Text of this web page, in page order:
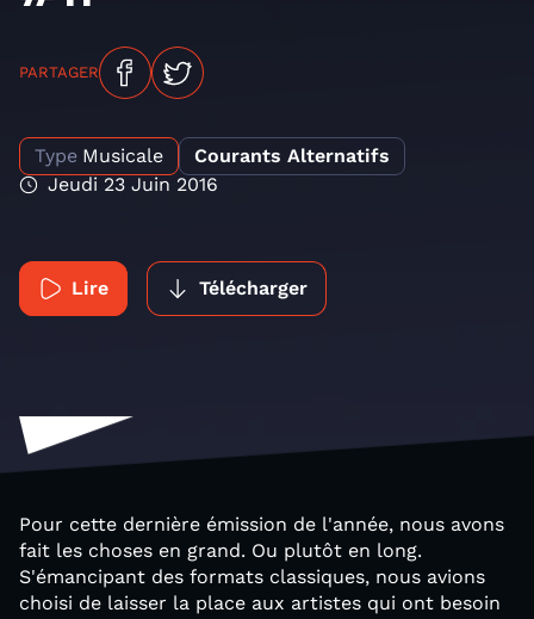
PARTAGER
Type Musicale
Courants Alternatifs
Jeudi 23 Juin 2016
Lire Télécharger
Pour cette dernière émission de l'année, nous avons
fait les choses en grand. Ou plutôt en long.
S'émancipant des formats classiques, nous avions
choisi de laisser la place aux artistes qui ont besoin